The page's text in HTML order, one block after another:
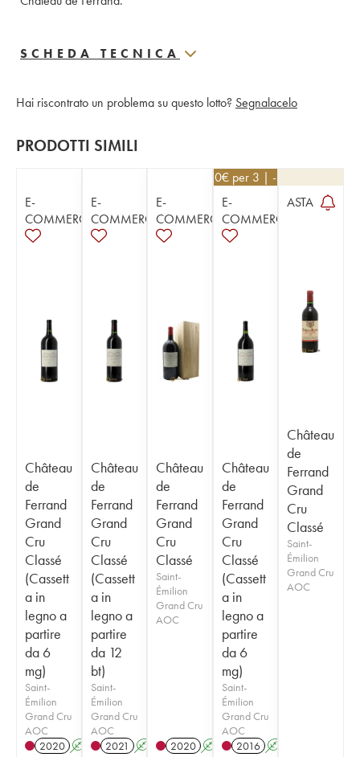
SCHEDA TECNICA
Hai riscontrato un problema su questo lotto? Segnalacelo
PRODOTTI SIMILI
E-
COMMERCE
Château
de
Ferrand
Grand
Cru
Classé
(Cassett
a in
legno a
partire
da 6
mg)
Saint-
Émilion
Grand Cru
AOC
2020 A T
E-
COMMERCE
Château
de
Ferrand
Grand
Cru
Classé
(Cassett
a in
legno a
partire
da 12
bt)
Saint-
Émilion
Grand Cru
AOC
2021 A T
E-
COMMERCE
Château
de
Ferrand
Grand
Cru
Classé
Saint-
Émilion
Grand Cru
AOC
2020 A T
69,30€ per 3 | - 10%
E-
COMMERCE
Château
de
Ferrand
Grand
Cru
Classé
(Cassett
a in
legno a
partire
da 6
mg)
Saint-
Émilion
Grand Cru
AOC
2016 A
ASTA
Château
de
Ferrand
Grand
Cru
Classé
Saint-
Émilion
Grand Cru
AOC